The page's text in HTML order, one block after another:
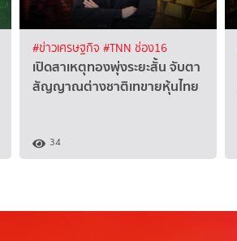
#ข่าวเศรษฐกิจ #TNN ช่อง16
เปิดสาเหตุทองพุ่งระยะสั้น จับตา
สัญญาณต่างชาติเทขายหุ้นไทย
34